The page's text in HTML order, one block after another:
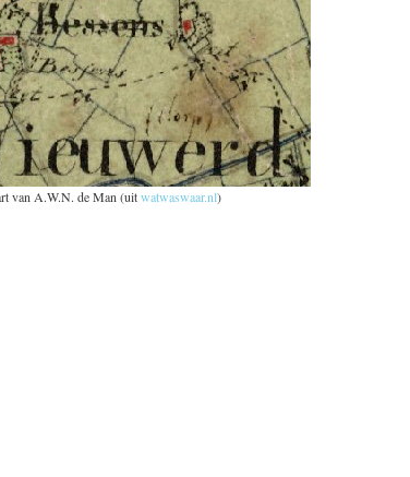
van A.W.N. de Man (uitwatwaswaar.nl)